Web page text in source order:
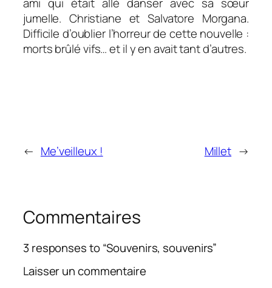
ami qui était allé danser avec sa sœur
jumelle. Christiane et Salvatore Morgana.
Difficile d’oublier l’horreur de cette nouvelle :
morts brûlé vifs… et il y en avait tant d’autres.
← Me’veilleux ! Millet →
Commentaires
3 responses to “Souvenirs, souvenirs”
Laisser un commentaire